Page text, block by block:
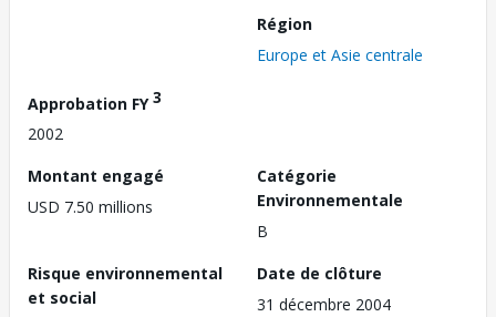
Région
Europe et Asie centrale
Approbation FY3
2002
Montant engagé
USD 7.50 millions
Catégorie
Environnementale
B
Risque environnemental
et social
Date de clôture
31 décembre 2004